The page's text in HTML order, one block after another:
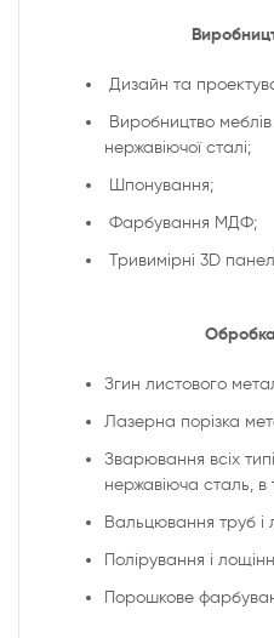
Дизайн та
Виробництво
нержавіючої сталі;
Шпонування;
Фарбування МДФ;
Тривимірні 3D
Згин листового
Лазерна порізка
Зварювання всіх
нержавіюча сталь, в
Вальцювання труб і
Полірування і
Порошкове